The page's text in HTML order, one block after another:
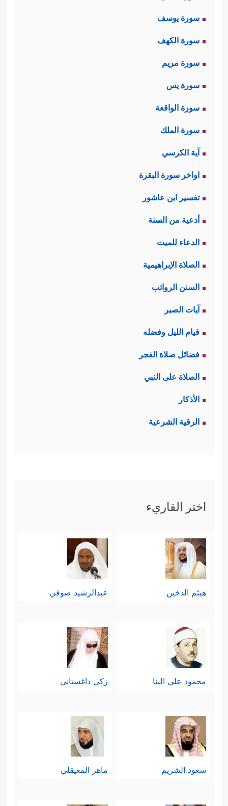
سورة يوسف
سورة الكهف
سورة مريم
سورة يس
سورة الواقعة
سورة الملك
آية الكرسي
اواخر سورة البقرة
تفسير ابن عاشور
أدعية من السنة
الدعاء للميت
الصلاة الإبراهيمية
السنن الرواتب
آيات الصبر
قيام الليل وفضله
فضائل صلاة الفجر
الصلاة على النبي
الأذكار
الرقية الشرعية
اختر القاريء
هيثم الدخين عبدالرشيد صوفي
محمود علي البنا زكي داغستاني
سعود الشريم ماهر المعيقلي